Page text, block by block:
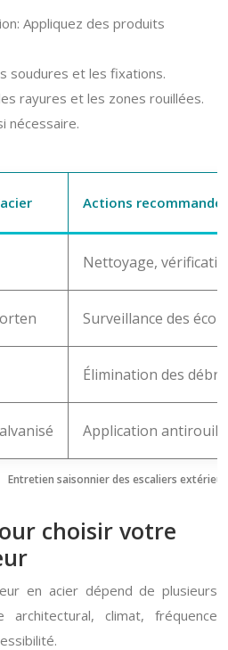
Appliquez des produits
soudures et les fixations.
rayures et les zones rouillées.
nécessaire.
Entretien saisonnier des escaliers
Actions
Nettoyage,
Surveillance des
Élimination des
Application
choisir votre
en acier dépend de plusieurs
climat, fréquence